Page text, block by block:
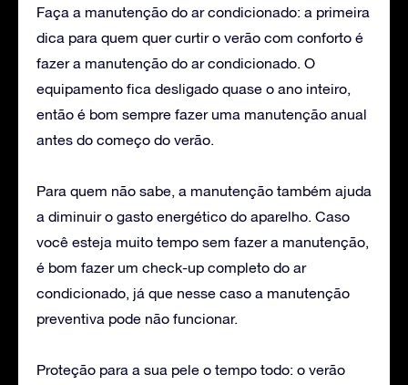
Faça a manutenção do ar condicionado: a primeira
dica para quem quer curtir o verão com conforto é
fazer a manutenção do ar condicionado. O
equipamento fica desligado quase o ano inteiro,
então é bom sempre fazer uma manutenção anual
antes do começo do verão.
Para quem não sabe, a manutenção também ajuda
a diminuir o gasto energético do aparelho. Caso
você esteja muito tempo sem fazer a manutenção,
é bom fazer um check-up completo do ar
condicionado, já que nesse caso a manutenção
preventiva pode não funcionar.
Proteção para a sua pele o tempo todo: o verão